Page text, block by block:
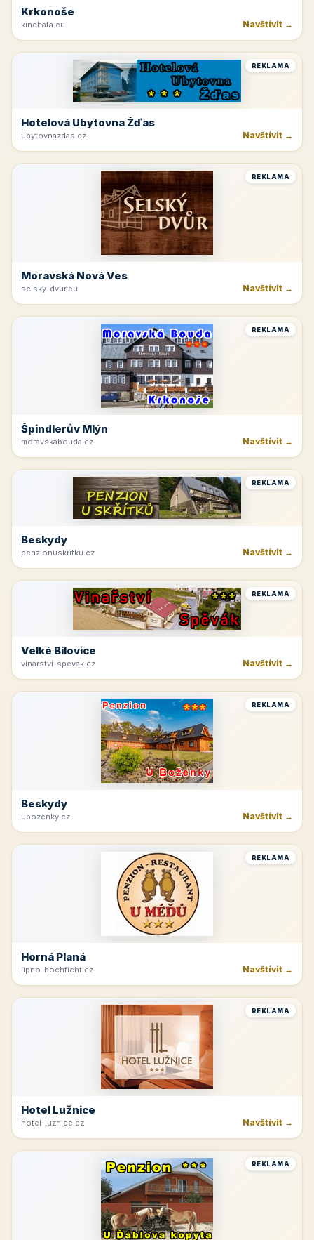
Krkonoše
kinchata.eu Navštívit →
REKLAMA
Hotelová Ubytovna Žďas
ubytovnazdas.cz Navštívit →
REKLAMA
Moravská Nová Ves
selsky-dvur.eu Navštívit →
REKLAMA
Špindlerův Mlýn
moravskabouda.cz Navštívit →
REKLAMA
Beskydy
penzionuskritku.cz Navštívit →
REKLAMA
Velké Bílovice
vinarstvi-spevak.cz Navštívit →
REKLAMA
Beskydy
ubozenky.cz Navštívit →
REKLAMA
Horná Planá
lipno-hochficht.cz Navštívit →
REKLAMA
Hotel Lužnice
hotel-luznice.cz Navštívit →
REKLAMA